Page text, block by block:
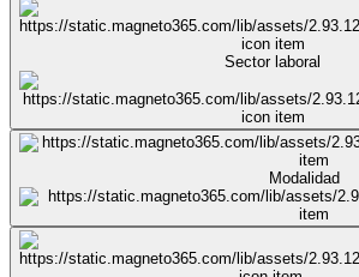
Sector laboral
Modalidad